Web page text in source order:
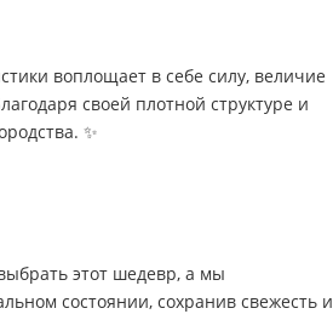
воплощает в себе силу, величие
своей плотной структуре и
✨
этот шедевр, а мы
состоянии, сохранив свежесть и